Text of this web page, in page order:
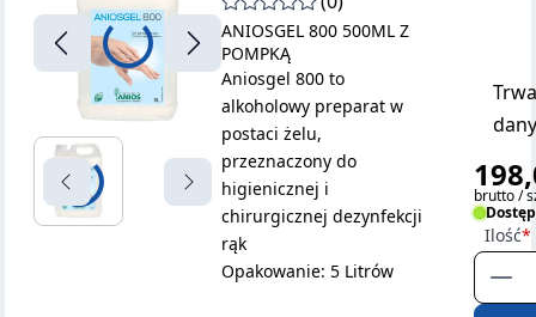
ANIOSGEL 800 500ML Z
POMPKĄ
Aniosgel 800 to
alkoholowy preparat w
postaci żelu,
przeznaczony do
higienicznej i
chirurgicznej dezynfekcji
rąk
Opakowanie: 5 Litrów
brutto /
Ilość